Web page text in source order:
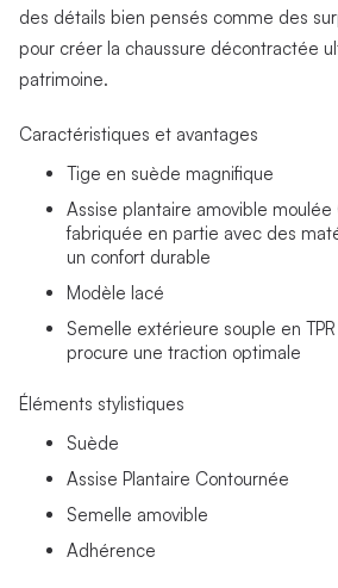
des détails bien pensés comme des
pour créer la chaussure décontractée
patrimoine.
Caractéristiques et avantages
Tige en suède magnifique
Assise plantaire amovible moulée
fabriquée en partie avec des
un confort durable
Modèle lacé
Semelle extérieure souple en
procure une traction optimale
Éléments stylistiques
Suède
Assise Plantaire Contournée
Semelle amovible
Adhérence